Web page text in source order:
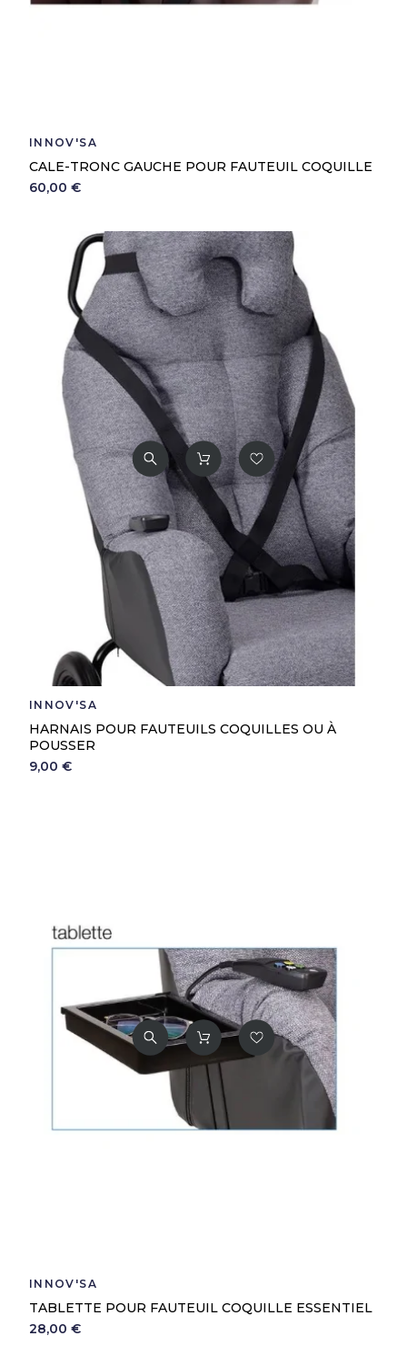
INNOV'SA
CALE-TRONC GAUCHE POUR FAUTEUIL COQUILLE
60,00 €
INNOV'SA
HARNAIS POUR FAUTEUILS COQUILLES OU À
POUSSER
9,00 €
INNOV'SA
TABLETTE POUR FAUTEUIL COQUILLE ESSENTIEL
28,00 €